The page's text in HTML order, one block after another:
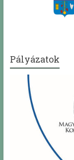
Pályázatok